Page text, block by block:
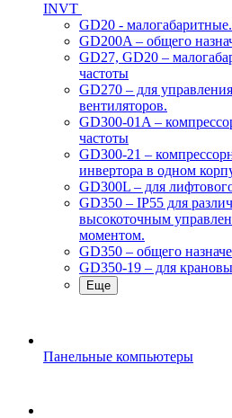
INVT
GD20 -
GD200A – общего
GD27, GD20 –
частоты
GD270 – для
вентиляторов.
GD300-01A –
частоты
GD300-21 –
инвертора в одном
GD300L – для
GD350 – IP55 для
высокоточным
моментом.
GD350 – общего
GD350-19 – для
Еще
Панельные компьютеры